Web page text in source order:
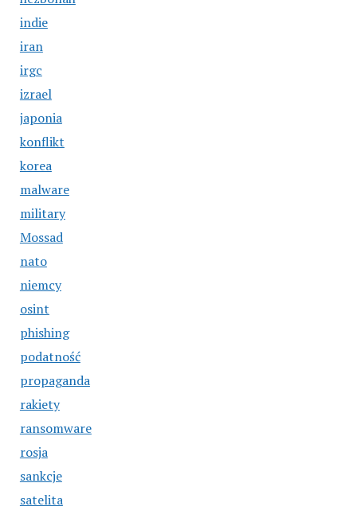
indie
iran
irgc
izrael
japonia
konflikt
korea
malware
military
Mossad
nato
niemcy
osint
phishing
podatność
propaganda
rakiety
ransomware
rosja
sankcje
satelita